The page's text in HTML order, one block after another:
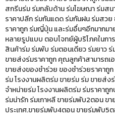
สกรีนร่ม ร่มกลับด้าน ร่มโฆษณา ร่มสน
ราคาปลีก ร่มกันแดด ร่มกันฝน ร่มสว
ราคาถูก ร่มญี่ปุ่น และร่มอื่นๆอีกมากม
หลายรูปแบบ ตอบโจทย์ผู้บริโภคในก
สินค้าร่ม ร่มพับ ร่มตอนเดียว ร่มยาว
ขายส่งร่มราคาถูก คุณลูกค้าสามารถเอ
ขายส่งของชำร่วย ของชำร่วยราคา
ร่ม โรงงานผลิตร่ม ขายร่ม ร่ม ขายส่
จำหน่ายร่ม โรงงานผลิตร่ม ร่มราคา
ร่มน่ารัก ร่มเกาหลี ขายร่มพับ2ตอน ข
ประเทศ.ขายร่มพับ4ตอน ขายร่มพับ5